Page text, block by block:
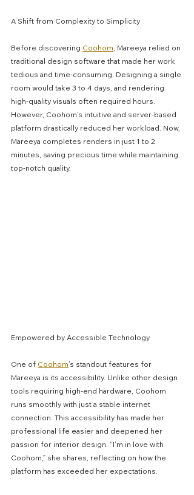
A Shift from Complexity to Simplicity
Before discovering Coohom, Mareeya relied on
traditional design software that made her work
tedious and time-consuming. Designing a single
room would take 3 to 4 days, and rendering
high-quality visuals often required hours.
However, Coohom’s intuitive and server-based
platform drastically reduced her workload. Now,
Mareeya completes renders in just 1 to 2
minutes, saving precious time while maintaining
top-notch quality.
Empowered by Accessible Technology
One of Coohom’s standout features for
Mareeya is its accessibility. Unlike other design
tools requiring high-end hardware, Coohom
runs smoothly with just a stable internet
connection. This accessibility has made her
professional life easier and deepened her
passion for interior design. “I’m in love with
Coohom,” she shares, reflecting on how the
platform has exceeded her expectations.